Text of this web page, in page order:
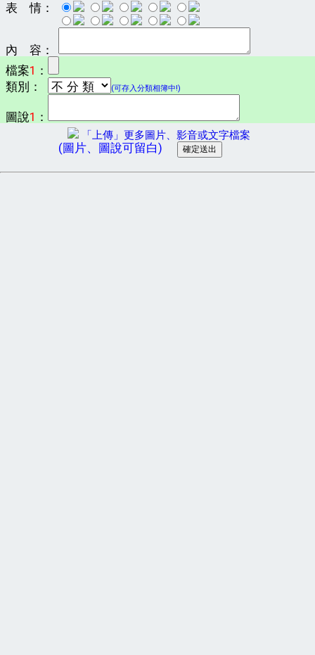
表 情：
內 容：
檔案1 ：
類別：
(可存入分類相簿中!)
圖說1 ：
「上傳」更多圖片、影音或文字檔案
(圖片、圖說可留白)